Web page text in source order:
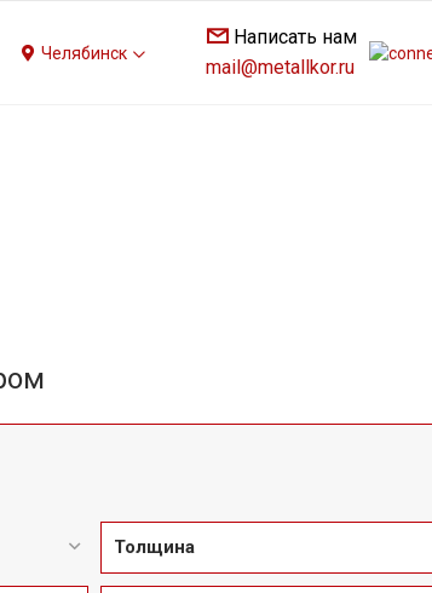
Челябинск
Написать нам
mail@metallkor.ru
Толщина